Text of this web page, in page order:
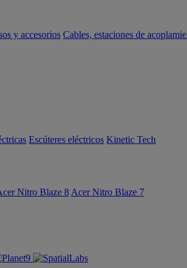
y accesorios Cables, estaciones de
Escúteres eléctricos Kinetic Tech
Nitro Blaze 8 Acer Nitro Blaze 7